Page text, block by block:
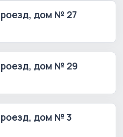
дом № 27
дом № 29
дом № 3